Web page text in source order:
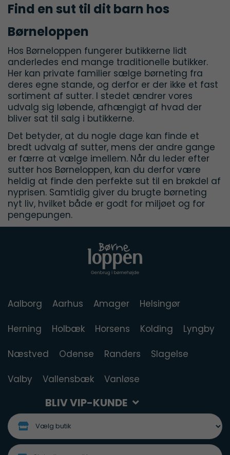
Find en sut til dit barn hos
Børneloppen
Hos Børneloppen fungerer butikkerne lidt
anderledes end mange traditionelle butikker.
Her kan private familier sælge børneting fra
deres egne stande, og derfor er der ikke et fast
sortiment af sutter. I stedet ændrer vores
udvalg sig løbende, afhængigt af hvad der
bliver sat til salg i butikkerne.
Det betyder, at du nogle dage kan finde et
bredt udvalg af sutter, mens der andre gange
er færre at vælge imellem. Når du leder efter
sutter hos Børneloppen, kan du derfor være
heldig at finde den perfekte sut til en brøkdel af
nyprisen. Samtidig giver du brugte børneting
nyt liv, hvilket både er godt for miljøet og for
pengepungen.
Aalborg Aarhus Amager Helsingør
Herning Holbæk Horsens Kolding Lyngby
Næstved Odense Randers Slagelse
Valby Vallensbæk Vanløse
BLIV VIP-KUNDE